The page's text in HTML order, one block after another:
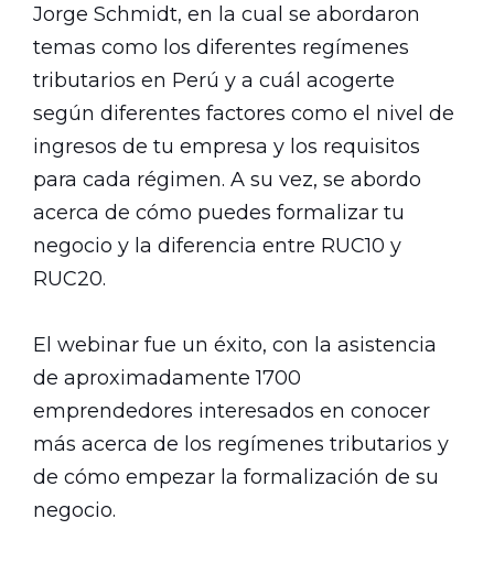
Jorge Schmidt, en la cual se abordaron
temas como los diferentes regímenes
tributarios en Perú y a cuál acogerte
según diferentes factores como el nivel de
ingresos de tu empresa y los requisitos
para cada régimen. A su vez, se abordo
acerca de cómo puedes formalizar tu
negocio y la diferencia entre RUC10 y
RUC20.
El webinar fue un éxito, con la asistencia
de aproximadamente 1700
emprendedores interesados en conocer
más acerca de los regímenes tributarios y
de cómo empezar la formalización de su
negocio.